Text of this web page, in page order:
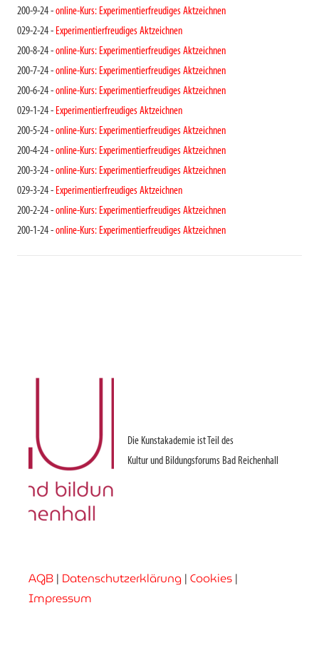
200-9-24 -online-Kurs: Experimentierfreudiges Aktzeichnen
029-2-24 - Experimentierfreudiges Aktzeichnen
200-8-24 -online-Kurs: Experimentierfreudiges Aktzeichnen
200-7-24 -online-Kurs: Experimentierfreudiges Aktzeichnen
200-6-24 -online-Kurs: Experimentierfreudiges Aktzeichnen
029-1-24 - Experimentierfreudiges Aktzeichnen
200-5-24 -online-Kurs: Experimentierfreudiges Aktzeichnen
200-4-24 -online-Kurs: Experimentierfreudiges Aktzeichnen
200-3-24 -online-Kurs: Experimentierfreudiges Aktzeichnen
029-3-24 - Experimentierfreudiges Aktzeichnen
200-2-24 -online-Kurs: Experimentierfreudiges Aktzeichnen
200-1-24 -online-Kurs: Experimentierfreudiges Aktzeichnen
Die Kunstakademie ist Teil des
Kultur und Bildungsforums Bad Reichenhall
AGB | Datenschutzerklärung | Cookies |
Impressum